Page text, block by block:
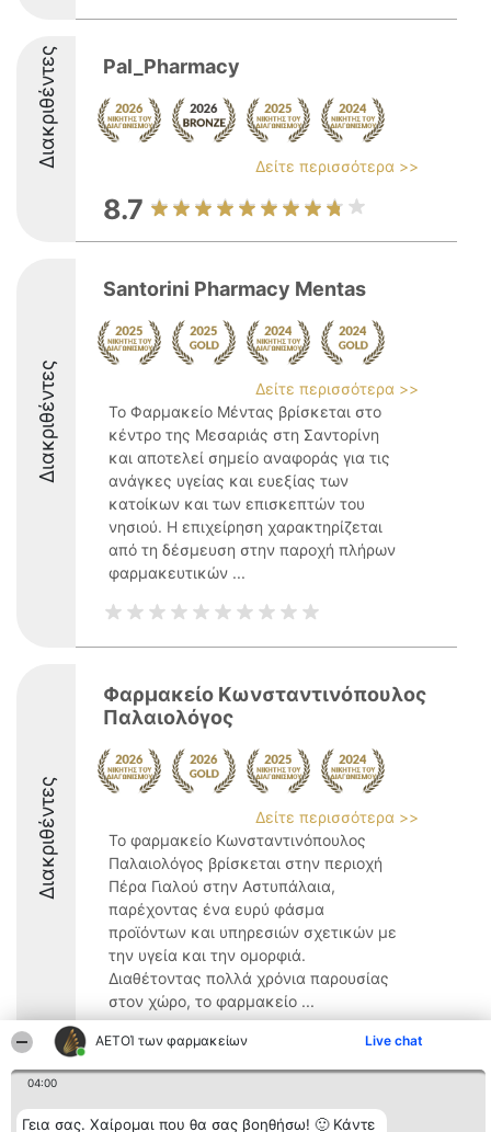
ΑΕΤΟΊ των φαρμακείων Live chat
04:00
Γεια σας. Χαίρομαι που θα σας βοηθήσω! 🙂 Κάντε
Διακριθέντες Pal_Pharmacy
Δείτε περισσότερα >>
8.7
Διακριθέντες
Santorini Pharmacy Mentas
Δείτε περισσότερα >>
Το Φαρμακείο Μέντας βρίσκεται στο
κέντρο της Μεσαριάς στη Σαντορίνη
και αποτελεί σημείο αναφοράς για τις
ανάγκες υγείας και ευεξίας των
κατοίκων και των επισκεπτών του
νησιού. Η επιχείρηση χαρακτηρίζεται
από τη δέσμευση στην παροχή πλήρων
φαρμακευτικών ...
Διακριθέντες
Φαρμακείο Κωνσταντινόπουλος
Παλαιολόγος
Δείτε περισσότερα >>
Το φαρμακείο Κωνσταντινόπουλος
Παλαιολόγος βρίσκεται στην περιοχή
Πέρα Γιαλού στην Αστυπάλαια,
παρέχοντας ένα ευρύ φάσμα
προϊόντων και υπηρεσιών σχετικών με
την υγεία και την ομορφιά.
Διαθέτοντας πολλά χρόνια παρουσίας
στον χώρο, το φαρμακείο ...
9.2
Διοργανωτής της
Κατάταξη Επικοινωνία